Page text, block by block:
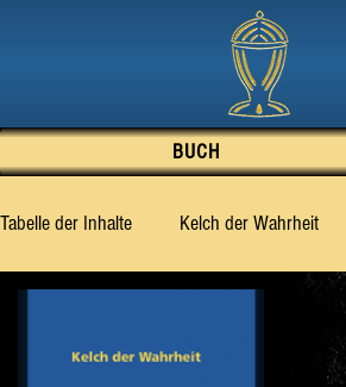
BUCH
Tabelle der Inhalte Kelch der Wahrheit